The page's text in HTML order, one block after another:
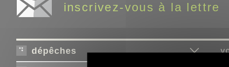
inscrivez-vous à la lettre
dépêches